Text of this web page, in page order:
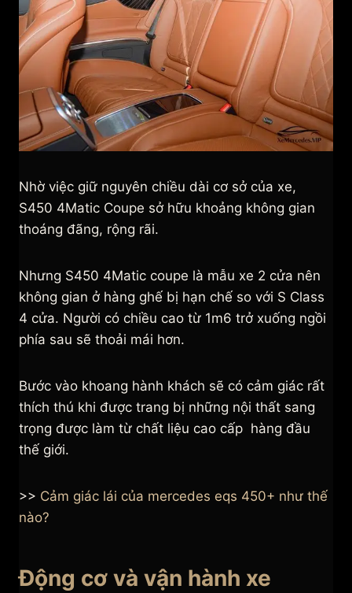
Nhờ việc giữ nguyên chiều dài cơ sở của xe,
S450 4Matic Coupe sở hữu khoảng không gian
thoáng đãng, rộng rãi.
Nhưng S450 4Matic coupe là mẫu xe 2 cửa nên
không gian ở hàng ghế bị hạn chế so với S Class
4 cửa. Người có chiều cao từ 1m6 trở xuống ngồi
phía sau sẽ thoải mái hơn.
Bước vào khoang hành khách sẽ có cảm giác rất
thích thú khi được trang bị những nội thất sang
trọng được làm từ chất liệu cao cấp hàng đầu
thế giới.
>> Cảm giác lái của mercedes eqs 450+ như thế
nào?
Động cơ và vận hành xe